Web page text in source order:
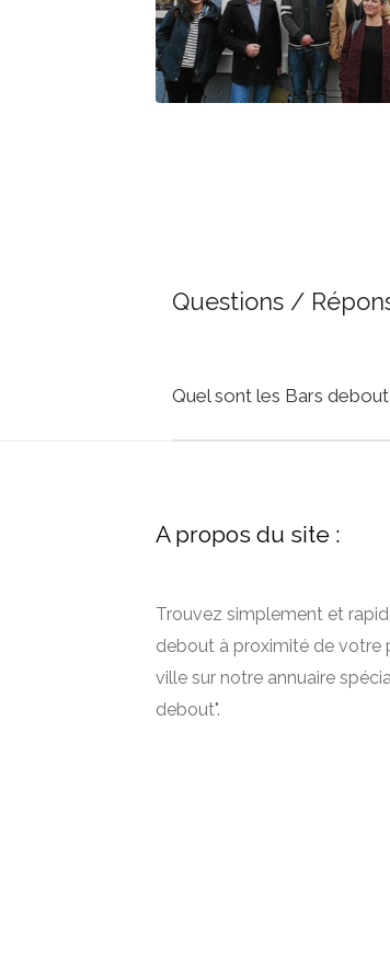
Questions /
Quel sont les Bars
A propos du site :
Trouvez simplement et
debout à proximité de votre
ville sur notre annuaire
debout".